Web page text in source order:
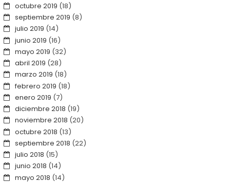
octubre 2019 (18)
septiembre 2019 (8)
julio 2019 (14)
junio 2019 (16)
mayo 2019 (32)
abril 2019 (28)
marzo 2019 (18)
febrero 2019 (18)
enero 2019 (7)
diciembre 2018 (19)
noviembre 2018 (20)
octubre 2018 (13)
septiembre 2018 (22)
julio 2018 (15)
junio 2018 (14)
mayo 2018 (14)